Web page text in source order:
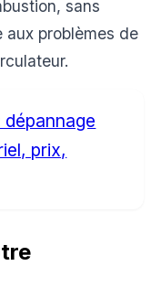
sans
aux problèmes de
prix,